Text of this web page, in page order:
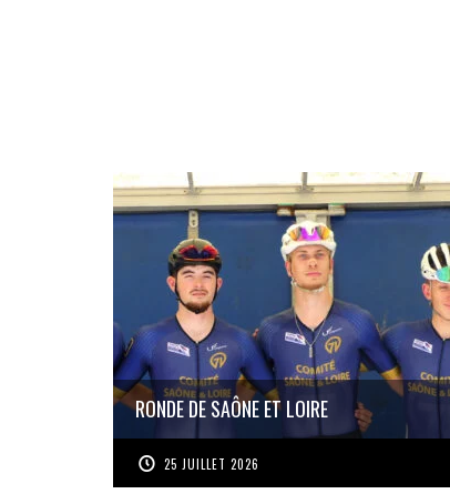
RONDE DE SAÔNE ET LOIRE
25 JUILLET 2026